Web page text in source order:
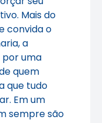
Mais do
convida o
a
por uma
quem
que tudo
Em um
sempre são